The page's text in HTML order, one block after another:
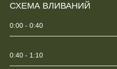
СХЕМА ВЛИВАНИЙ
0:00 - 0:40
0:40 - 1:10